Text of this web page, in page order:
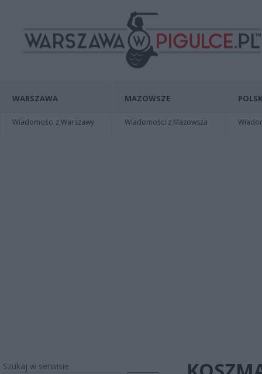
WARSZAWA
Wiadomości z Warszawy
MAZOWSZE
Wiadomości z Mazowsza
Szukaj w serwisie